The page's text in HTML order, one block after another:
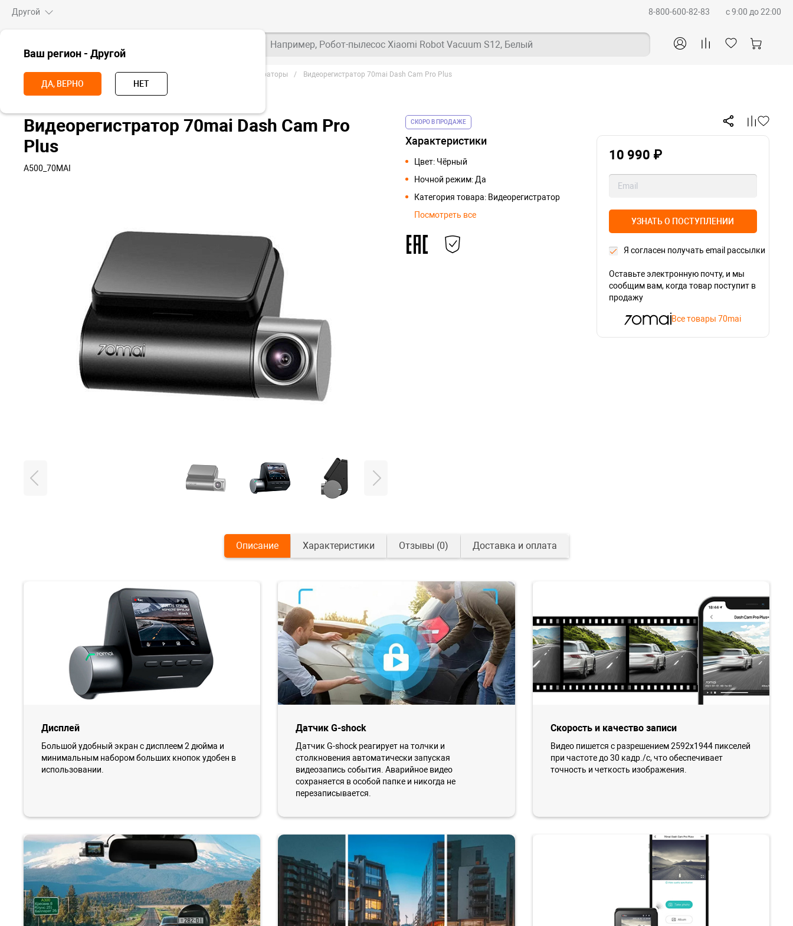
Другой
Ваш регион - Другой
ДА, ВЕРНО НЕТ
8-800-600-82-83 c 9:00 до 22:00
Например, Робот-пылесос Xiaomi Robot Vacuum S12, Белый
Главная Аксессуары Аксессуары для транспорта Видеорегистраторы Видеорегистратор 70mai Dash Cam Pro Plus
Видеорегистратор 70mai Dash Cam Pro
Plus
A500_70MAI
СКОРО В ПРОДАЖЕ
Характеристики
Цвет: Чёрный
Ночной режим: Да
Категория товара: Видеорегистратор
Посмотреть все
10 990 ₽
УЗНАТЬ О ПОСТУПЛЕНИИ
Я согласен получать email рассылки
Оставьте электронную почту, и мы
сообщим вам, когда товар поступит в
продажу
Все товары 70mai
Описание Характеристики Отзывы (0) Доставка и оплата
Дисплей
Большой удобный экран с дисплеем 2 дюйма и
минимальным набором больших кнопок удобен в
использовании.
Датчик G-shock
Датчик G-shock реагирует на толчки и
столкновения автоматически запуская
видеозапись события. Аварийное видео
сохраняется в особой папке и никогда не
перезаписывается.
Скорость и качество записи
Видео пишется с разрешением 2592x1944 пикселей
при частоте до 30 кадр./с, что обеспечивает
точность и четкость изображения.